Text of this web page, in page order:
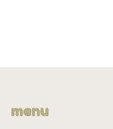
menu